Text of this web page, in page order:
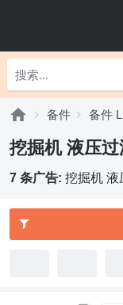
备件 备件
挖掘机 液压
7 条广告: 挖掘机 液